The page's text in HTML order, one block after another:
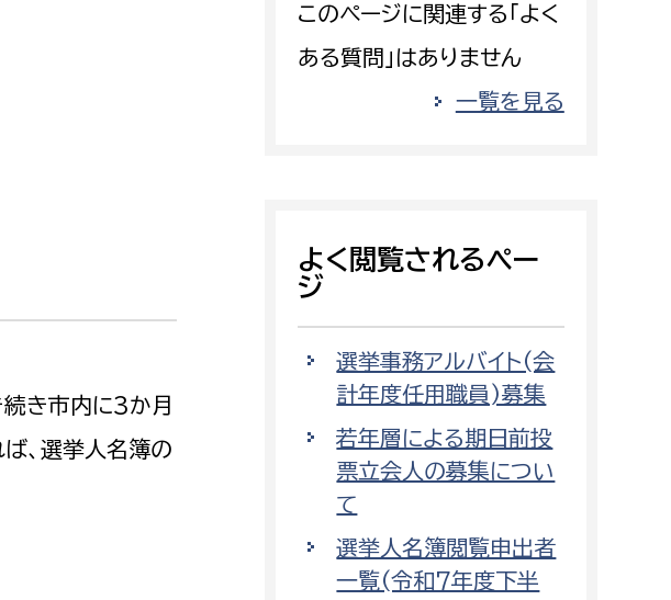
監査事務局
監査事務局
き市内に3か月
、選挙人名簿の
このページに関連する「よく
ある質問」はありません
一覧を見る
よく閲覧されるペー
ジ
選挙事務アルバイト(会
計年度任用職員)募集
若年層による期日前投
票立会人の募集につい
て
選挙人名簿閲覧申出者
一覧(令和7年度下半